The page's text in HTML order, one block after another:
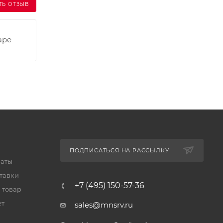
ОТЗЫВ
ПОДПИСАТЬСЯ НА РАССЫЛКУ
+7 (495) 150-57-36
sales@mnsrv.ru